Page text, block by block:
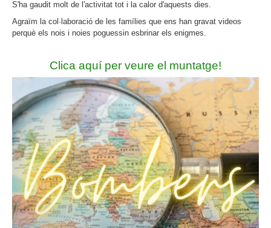
S'ha gaudit molt de l'activitat tot i la calor d'aquests dies.
Agraïm la col·laboració de les famílies que ens han gravat videos
perquè els nois i noies poguessin esbrinar els enigmes.
Clica aquí per veure el muntatge!